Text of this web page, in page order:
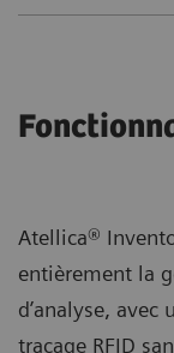
Atellica®
entièrement la
d’analyse,
traçage RFID